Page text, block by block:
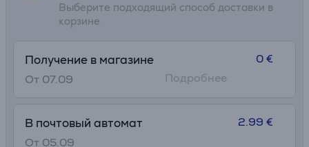
Выберите подходящий способ доставки в
корзине
Получение в магазине
От 07.09
0 €
Подробнее
В почтовый автомат
От 05.09
2.99 €